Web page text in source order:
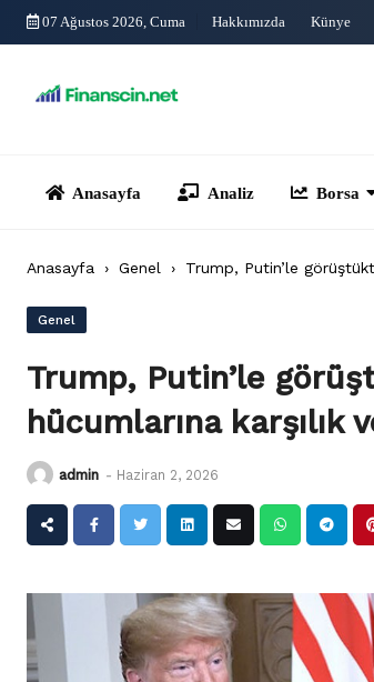
Skip
07 Ağustos 2026, Cuma Hakkımızda Künye
Anasayfa › Genel › Trump, Putin’le
Genel
Trump, Putin’le
hücumlarına karşılık
admin - Haziran 2, 2026